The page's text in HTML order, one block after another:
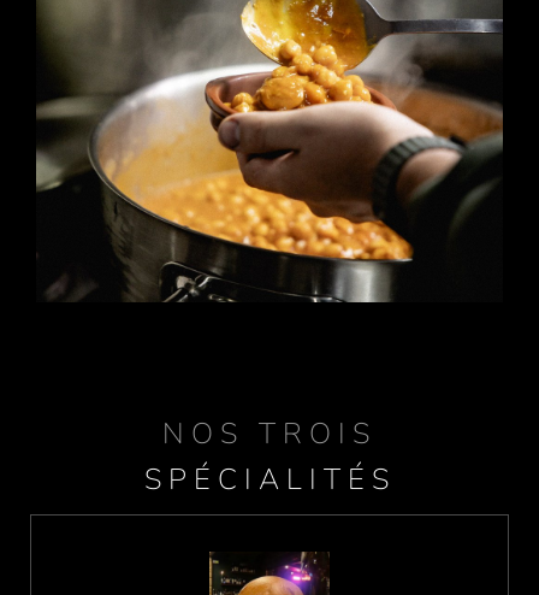
NOS TROIS
SPÉCIALITÉS